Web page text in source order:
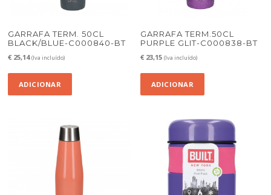
GARRAFA TERM. 50CL
BLACK/BLUE-C000840-BT
€ 25,14 (Iva incluído)
ADICIONAR
GARRAFA TERM.50CL
PURPLE GLIT-C000838-BT
€ 23,15 (Iva incluído)
ADICIONAR